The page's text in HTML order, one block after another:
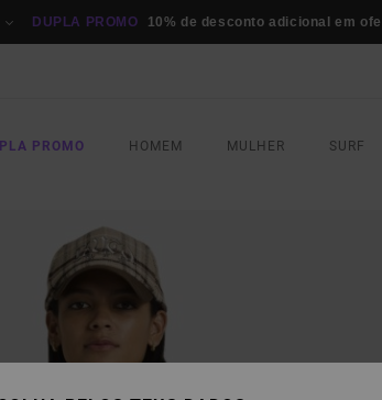
DUPLA PROMO 10% de desconto adicional em
PROMO HOMEM MULHER SURF